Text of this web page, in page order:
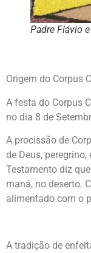
Padre Flávio
Origem do Corpus
A festa do Corpus
no dia 8 de
A procissão de
de Deus,
Testamento diz
maná, no deserto.
alimentado com o
A tradição de